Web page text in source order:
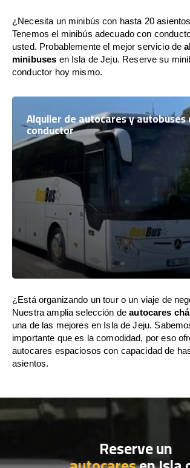
¿Necesita un minibús con hasta 20
Tenemos el minibús adecuado con
usted. Probablemente el mejor servicio de
minibuses en Isla de Jeju. Reserve su
conductor hoy mismo.
Alquiler de autocares y autobuses
conductor
¿Está organizando un tour o un viaje de
Nuestra amplia selección deautocares
una de las mejores en Isla de Jeju.
importante que es la comodidad, por eso
autocares espaciosos con capacidad de
asientos.
Reserve un